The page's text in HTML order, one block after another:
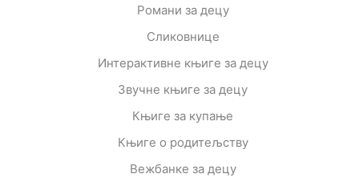
Романи за децу
Сликовнице
Интерактивне књиге за децу
Звучне књиге за децу
Књиге за купање
Књиге о родитељству
Вежбанке за децу